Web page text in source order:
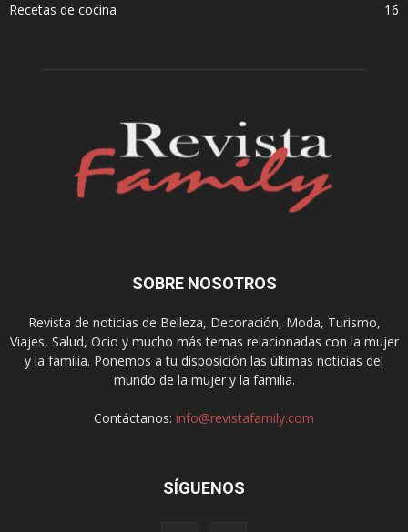
Recetas de cocina
16
SOBRE NOSOTROS
Revista de noticias de Belleza, Decoración, Moda, Turismo,
Viajes, Salud, Ocio y mucho más temas relacionadas con la mujer
y la familia. Ponemos a tu disposición las últimas noticias del
mundo de la mujer y la familia.
Contáctanos: info@revistafamily.com
SÍGUENOS